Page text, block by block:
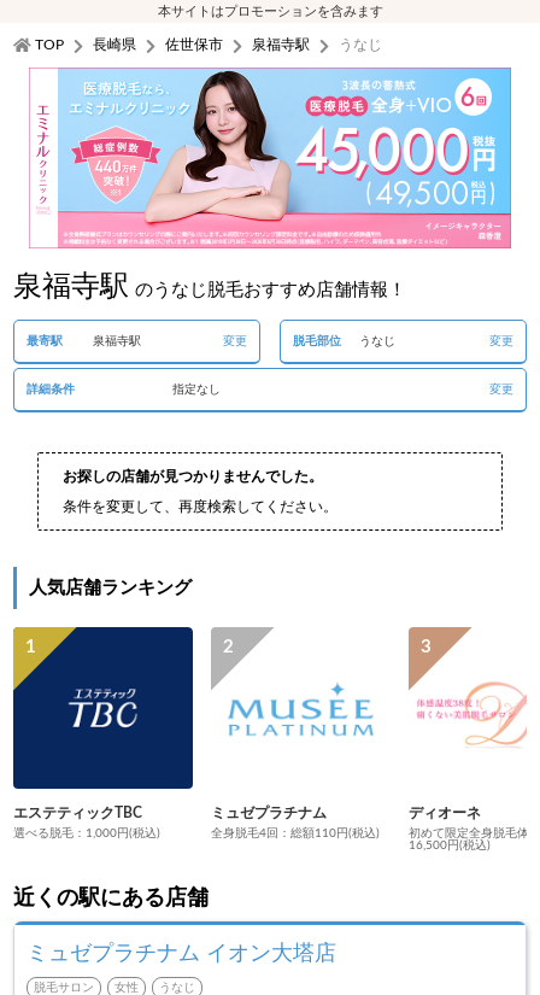
本サイトはプロモーションを含みます
TOP 長崎県 佐世保市 泉福寺駅 うなじ
泉福寺駅 のうなじ脱毛おすすめ店舗情報！
最寄駅 泉福寺駅 変更 脱毛部位 うなじ 変更
詳細条件 指定なし 変更
お探しの店舗が見つかりませんでした。
条件を変更して、再度検索してください。
人気店舗ランキング
エステティックTBC
選べる脱毛：1,000円(税込)
ミュゼプラチナム
全身脱毛4回：総額110円(税込)
ディオーネ
初めて限定全身脱毛体
16,500円(税込)
近くの駅にある店舗
ミュゼプラチナム イオン大塔店
脱毛サロン 女性 うなじ